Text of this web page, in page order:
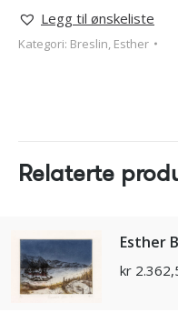
Legg til ønskeliste
Kategori: Breslin, Esther
Relaterte
Esther
kr